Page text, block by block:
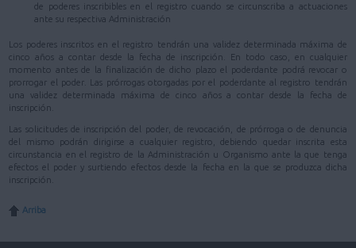
de poderes inscribibles en el registro cuando se circunscriba a actuaciones
ante su respectiva Administración
Los poderes inscritos en el registro tendrán una validez determinada máxima de
cinco años a contar desde la fecha de inscripción. En todo caso, en cualquier
momento antes de la finalización de dicho plazo el poderdante podrá revocar o
prorrogar el poder. Las prórrogas otorgadas por el poderdante al registro tendrán
una validez determinada máxima de cinco años a contar desde la fecha de
inscripción.
Las solicitudes de inscripción del poder, de revocación, de prórroga o de denuncia
del mismo podrán dirigirse a cualquier registro, debiendo quedar inscrita esta
circunstancia en el registro de la Administración u Organismo ante la que tenga
efectos el poder y surtiendo efectos desde la fecha en la que se produzca dicha
inscripción.
Arriba